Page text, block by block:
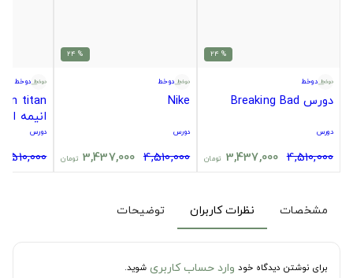
% 24
دوخط
دورس Breaking Bad
دورس
4,510,000
3,437,000 تومان
% 24
دوخط
Nike
دورس
4,510,000
3,437,000 تومان
دوخط
انیمه
سایز
دورس
4,510,000
مشخصات نظرات کاربران توضیحات
برای نوشتن دیدگاه خود وارد حساب کاربری شوید.